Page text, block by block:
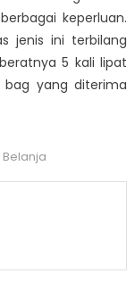
keperluan.
jenis ini terbilang
5 kali lipat
bag yang diterima
Belanja